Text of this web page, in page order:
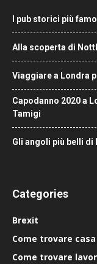
I pub storici più
Alla scoperta di
Viaggiare a Londra
Capodanno 2020 a
Tamigi
Gli angoli più belli
Categories
Brexit
Come trovare casa
Come trovare